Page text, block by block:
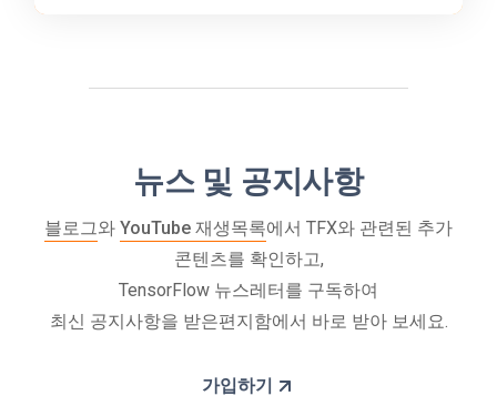
뉴스 및 공지사항
블로그와 YouTube 재생목록에서 TFX와 관련된 추가
콘텐츠를 확인하고,
TensorFlow 뉴스레터를 구독하여
최신 공지사항을 받은편지함에서 바로 받아 보세요.
가입하기